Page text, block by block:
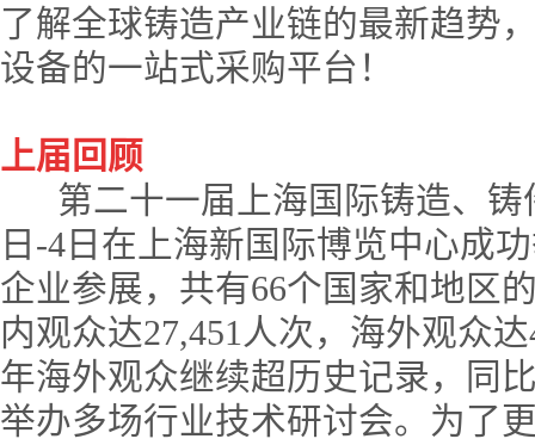
了解全球铸造产业链的最新趋势
设备的一站式采购平台！
上届回顾
第二十一届上海国际铸造、铸
日-4日在上海新国际博览中心成
企业参展，共有66个国家和地区
内观众达27,451人次，海外观众
年海外观众继续超历史记录，同
举办多场行业技术研讨会。为了